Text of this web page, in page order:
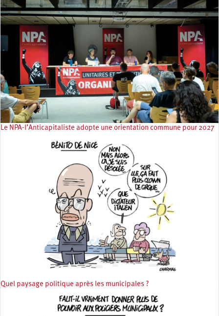
Le NPA-l’Anticapitaliste adopte une orientation commune pour 2027
Quel paysage politique après les municipales ?